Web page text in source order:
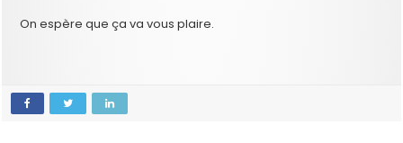
On espère que ça va vous plaire.